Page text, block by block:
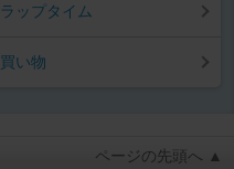
ラップタイム
買い物
ページの先頭へ ▲